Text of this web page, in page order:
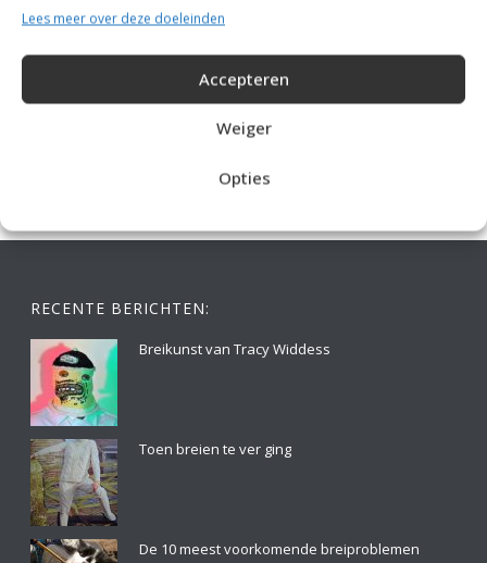
Lees meer over deze doeleinden
Accepteren
Weiger
Opties
RECENTE BERICHTEN:
Breikunst van Tracy Widdess
Toen breien te ver ging
De 10 meest voorkomende breiproblemen